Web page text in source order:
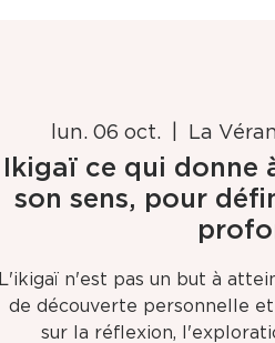
lun. 06 oct.
  |
La
Ikigaï ce qui donne
son sens, pour
L'ikigaï n'est pas un but à
de découverte personnelle
sur la réflexion,